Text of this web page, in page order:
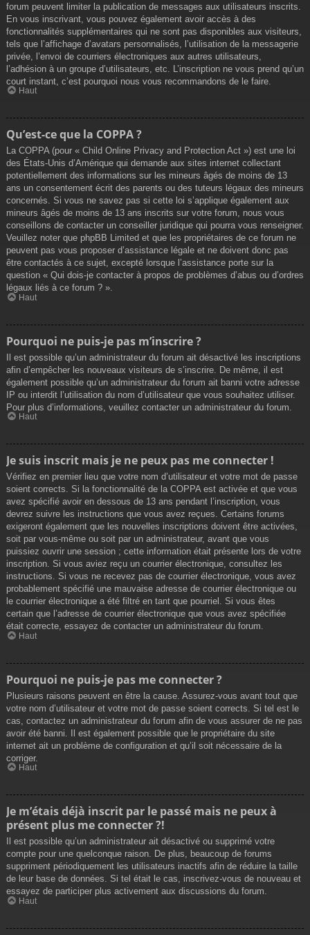
forum peuvent limiter la publication de messages aux utilisateurs inscrits.
En vous inscrivant, vous pouvez également avoir accès à des
fonctionnalités supplémentaires qui ne sont pas disponibles aux visiteurs,
tels que l’affichage d’avatars personnalisés, l’utilisation de la messagerie
privée, l’envoi de courriers électroniques aux autres utilisateurs,
l’adhésion à un groupe d’utilisateurs, etc. L’inscription ne vous prend qu’un
court instant, c’est pourquoi nous vous recommandons de le faire.
Haut
Qu’est-ce que la COPPA ?
La COPPA (pour « Child Online Privacy and Protection Act ») est une loi
des États-Unis d’Amérique qui demande aux sites internet collectant
potentiellement des informations sur les mineurs âgés de moins de 13
ans un consentement écrit des parents ou des tuteurs légaux des mineurs
concernés. Si vous ne savez pas si cette loi s’applique également aux
mineurs âgés de moins de 13 ans inscrits sur votre forum, nous vous
conseillons de contacter un conseiller juridique qui pourra vous renseigner.
Veuillez noter que phpBB Limited et que les propriétaires de ce forum ne
peuvent pas vous proposer d’assistance légale et ne doivent donc pas
être contactés à ce sujet, excepté lorsque l’assistance porte sur la
question « Qui dois-je contacter à propos de problèmes d’abus ou d’ordres
légaux liés à ce forum ? ».
Haut
Pourquoi ne puis-je pas m’inscrire ?
Il est possible qu’un administrateur du forum ait désactivé les inscriptions
afin d’empêcher les nouveaux visiteurs de s’inscrire. De même, il est
également possible qu’un administrateur du forum ait banni votre adresse
IP ou interdit l’utilisation du nom d’utilisateur que vous souhaitez utiliser.
Pour plus d’informations, veuillez contacter un administrateur du forum.
Haut
Je suis inscrit mais je ne peux pas me connecter !
Vérifiez en premier lieu que votre nom d’utilisateur et votre mot de passe
soient corrects. Si la fonctionnalité de la COPPA est activée et que vous
avez spécifié avoir en dessous de 13 ans pendant l’inscription, vous
devrez suivre les instructions que vous avez reçues. Certains forums
exigeront également que les nouvelles inscriptions doivent être activées,
soit par vous-même ou soit par un administrateur, avant que vous
puissiez ouvrir une session ; cette information était présente lors de votre
inscription. Si vous aviez reçu un courrier électronique, consultez les
instructions. Si vous ne recevez pas de courrier électronique, vous avez
probablement spécifié une mauvaise adresse de courrier électronique ou
le courrier électronique a été filtré en tant que pourriel. Si vous êtes
certain que l’adresse de courrier électronique que vous avez spécifiée
était correcte, essayez de contacter un administrateur du forum.
Haut
Pourquoi ne puis-je pas me connecter ?
Plusieurs raisons peuvent en être la cause. Assurez-vous avant tout que
votre nom d’utilisateur et votre mot de passe soient corrects. Si tel est le
cas, contactez un administrateur du forum afin de vous assurer de ne pas
avoir été banni. Il est également possible que le propriétaire du site
internet ait un problème de configuration et qu’il soit nécessaire de la
corriger.
Haut
Je m’étais déjà inscrit par le passé mais ne peux à
présent plus me connecter ?!
Il est possible qu’un administrateur ait désactivé ou supprimé votre
compte pour une quelconque raison. De plus, beaucoup de forums
suppriment périodiquement les utilisateurs inactifs afin de réduire la taille
de leur base de données. Si tel était le cas, inscrivez-vous de nouveau et
essayez de participer plus activement aux discussions du forum.
Haut